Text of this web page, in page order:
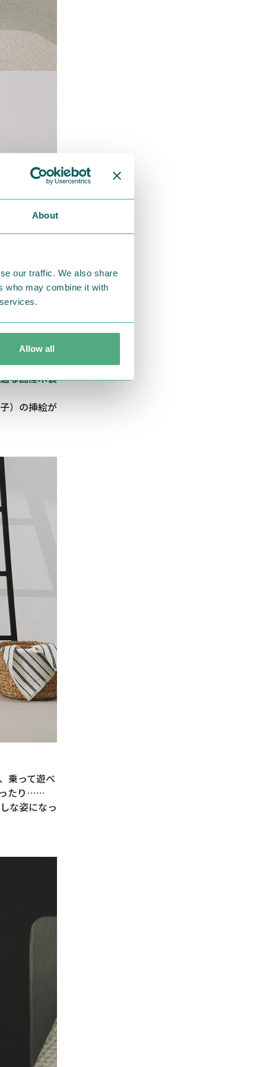
About
our traffic. We also share
who may combine it with
Allow all
な国産木製
）の挿絵が
乗って遊べ
ったり……
な姿になっ